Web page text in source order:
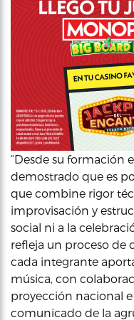
“Desde su formación
demostrado que es
que combine rigor
improvisación y
social ni a la
refleja un proceso de
cada integrante
música, con
proyección nacional
comunicado de la